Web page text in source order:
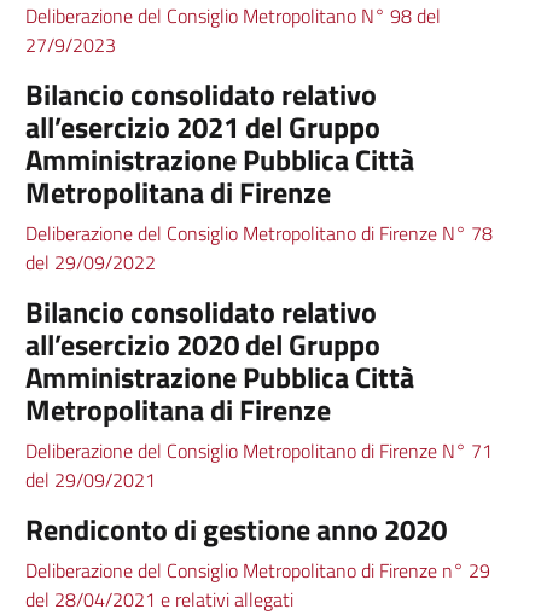
Deliberazione del Consiglio Metropolitano N° 98 del
27/9/2023
Bilancio consolidato relativo
all’esercizio 2021 del Gruppo
Amministrazione Pubblica Città
Metropolitana di Firenze
Deliberazione del Consiglio Metropolitano di Firenze N° 78
del 29/09/2022
Bilancio consolidato relativo
all’esercizio 2020 del Gruppo
Amministrazione Pubblica Città
Metropolitana di Firenze
Deliberazione del Consiglio Metropolitano di Firenze N° 71
del 29/09/2021
Rendiconto di gestione anno 2020
Deliberazione del Consiglio Metropolitano di Firenze n° 29
del 28/04/2021 e relativi allegati